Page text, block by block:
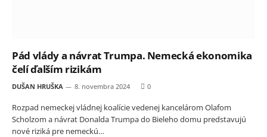
Pád vlády a návrat Trumpa. Nemecká ekonomika
čelí ďalším rizikám
DUŠAN HRUŠKA 8. novembra 2024 0
Rozpad nemeckej vládnej koalície vedenej kancelárom Olafom
Scholzom a návrat Donalda Trumpa do Bieleho domu predstavujú
nové riziká pre nemeckú…